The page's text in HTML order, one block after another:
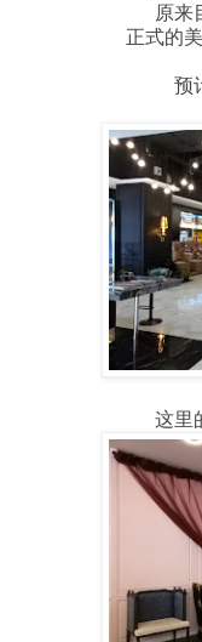
原来
正式的
预
这里